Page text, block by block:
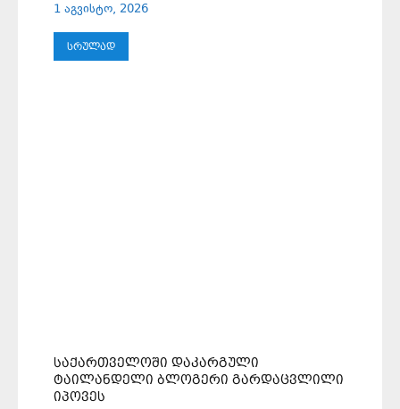
1 აგვისტო, 2026
ᲡᲠᲣᲚᲐᲓ
ᲡᲐᲥᲐᲠᲗᲕᲔᲚᲝᲨᲘ ᲓᲐᲙᲐᲠᲒᲣᲚᲘ
ᲢᲐᲘᲚᲐᲜᲓᲔᲚᲘ ᲑᲚᲝᲒᲔᲠᲘ ᲒᲐᲠᲓᲐᲪᲕᲚᲘᲚᲘ
ᲘᲞᲝᲕᲔᲡ